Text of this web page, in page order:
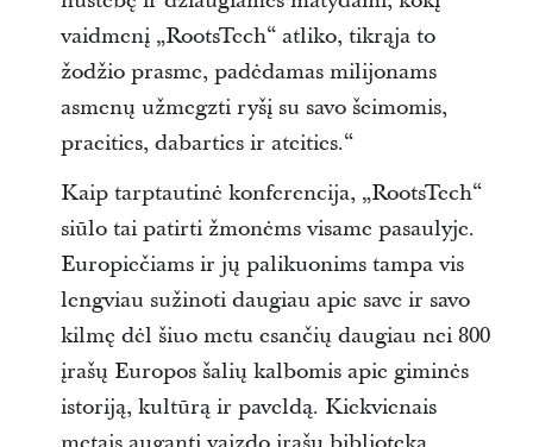
vaidmenį „RootsTech“ atliko, tikrąja to
žodžio prasme, padėdamas milijonams
asmenų užmegzti ryšį su savo šeimomis,
praeities, dabarties ir ateities.“
Kaip tarptautinė konferencija, „RootsTech“
siūlo tai patirti žmonėms visame pasaulyje.
Europiečiams ir jų palikuonims tampa vis
lengviau sužinoti daugiau apie save ir savo
kilmę dėl šiuo metu esančių daugiau nei 800
įrašų Europos šalių kalbomis apie giminės
istoriją, kultūrą ir paveldą. Kiekvienais